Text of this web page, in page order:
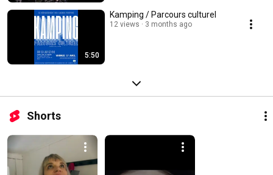
5:50
Kamping / Parcours culturel
12 views 3 months ago
Shorts